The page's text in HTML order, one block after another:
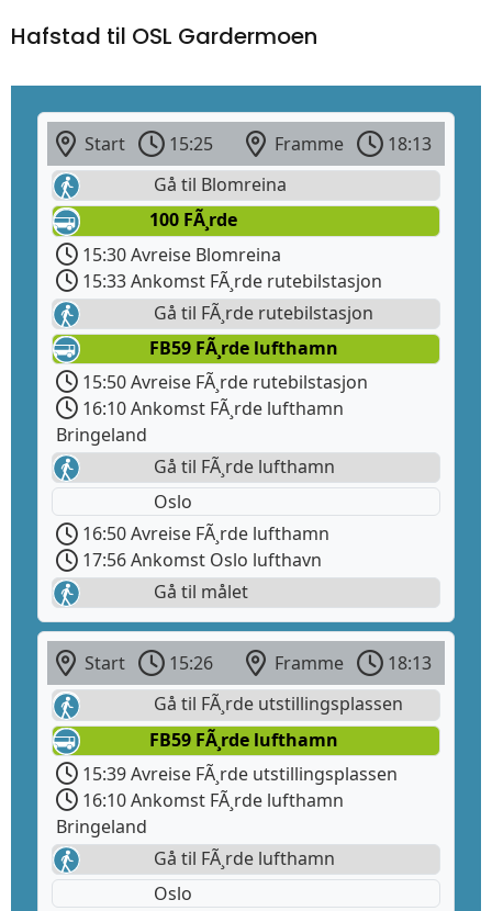
Hafstad til OSL Gardermoen
Start 15:25 Framme
18:13
Gå til Blomreina
100 FÃ¸rde
15:30 Avreise Blomreina
15:33 Ankomst FÃ¸rde rutebilstasjon
Gå til FÃ¸rde rutebilstasjon
FB59 FÃ¸rde lufthamn
15:50 Avreise FÃ¸rde rutebilstasjon
16:10 Ankomst FÃ¸rde lufthamn
Bringeland
Gå til FÃ¸rde lufthamn
Oslo
16:50 Avreise FÃ¸rde lufthamn
17:56 Ankomst Oslo lufthavn
Gå til målet
Start 15:26 Framme
18:13
Gå til FÃ¸rde utstillingsplassen
FB59 FÃ¸rde lufthamn
15:39 Avreise FÃ¸rde utstillingsplassen
16:10 Ankomst FÃ¸rde lufthamn
Bringeland
Gå til FÃ¸rde lufthamn
Oslo